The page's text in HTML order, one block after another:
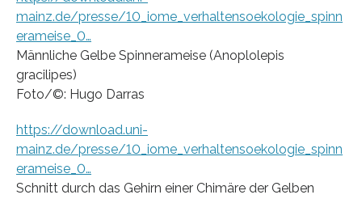
mainz.de/presse/10_iome_verhaltensoekologie_spinn
erameise_0…
Männliche Gelbe Spinnerameise (Anoplolepis
gracilipes)
Foto/©: Hugo Darras
https://download.uni-
mainz.de/presse/10_iome_verhaltensoekologie_spinn
erameise_0…
Schnitt durch das Gehirn einer Chimäre der Gelben